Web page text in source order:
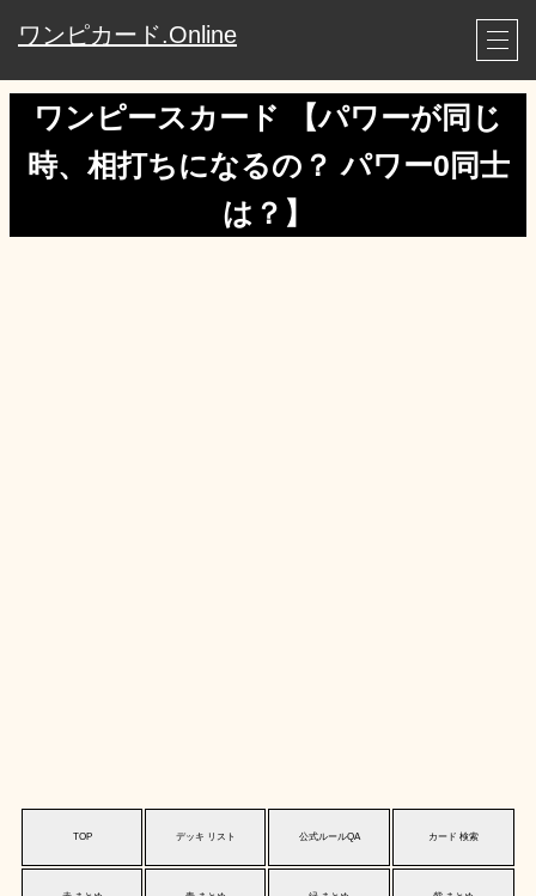
ワンピカード.Online
ワンピースカード 【パワーが同じ
時、相打ちになるの？ パワー0同士
は？】